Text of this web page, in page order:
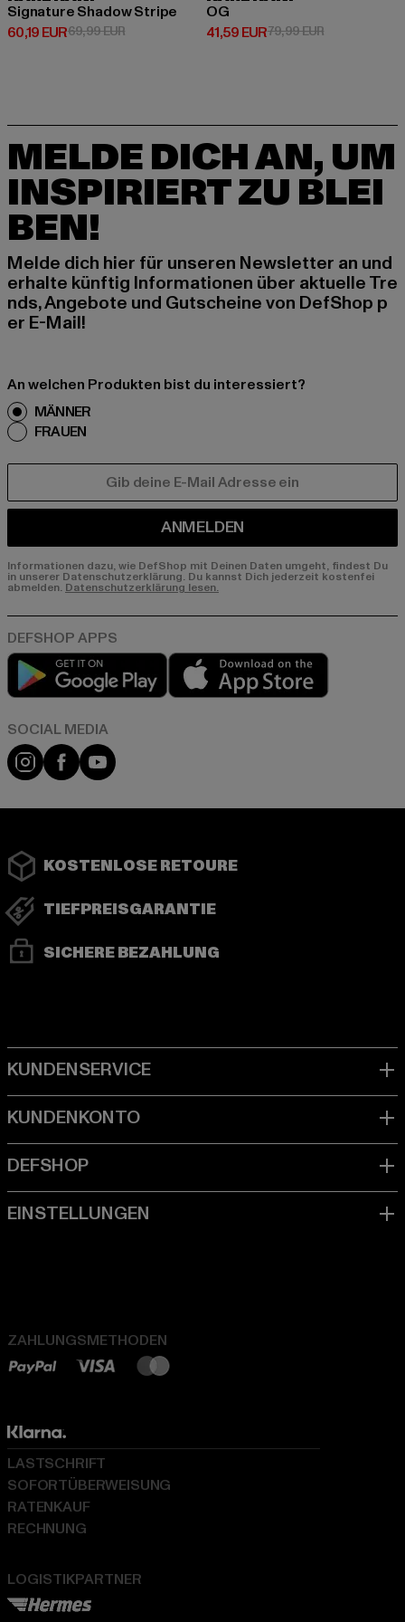
Signature Shadow Stripe
60,19 EUR
Derzeitiger Preis: 60,19 EUR
69,99 EURAktionspreis: 69,99 EUR
OG
41,59 EUR
Derzeitiger Preis: 41,59 EUR
79,99 EURAktionspreis:
MELDE DICH AN, UM
INSPIRIERT ZU BLEI
BEN!
Melde dich hier für unseren Newsletter an und
erhalte künftig Informationen über aktuelle Tre
nds, Angebote und Gutscheine von DefShop p
er E-Mail!
An welchen Produkten bist du interessiert?
MÄNNER
FRAUEN
ANMELDEN
Informationen dazu, wie DefShop mit Deinen Daten umgeht, findest Du
in unserer Datenschutzerklärung. Du kannst Dich jederzeit kostenfei
abmelden. Datenschutzerklärung lesen.
Play market
Instagram
FacebookYouTube
KOSTENLOSE RETOURE
TIEFPREISGARANTIE
SICHERE BEZAHLUNG
ZAHLUNGSMETHODEN
LOGISTIKPARTNER
LASTSCHRIFT
SOFORTÜBERWEISUNG
RATENKAUF
RECHNUNG